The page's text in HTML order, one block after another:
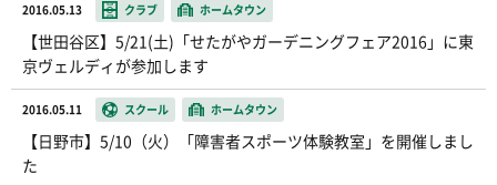
2016.05.13 クラブ ホームタウン
【世田谷区】5/21(土)「せたがやガーデニングフェア2016」に東
京ヴェルディが参加します
2016.05.11 スクール ホームタウン
【日野市】5/10（火）「障害者スポーツ体験教室」を開催しまし
た